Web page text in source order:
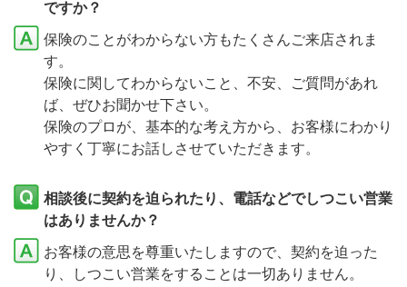
ですか？
保険のことがわからない方もたくさんご来店されま
す。
保険に関してわからないこと、不安、ご質問があれ
ば、ぜひお聞かせ下さい。
保険のプロが、基本的な考え方から、お客様にわかり
やすく丁寧にお話しさせていただきます。
相談後に契約を迫られたり、電話などでしつこい営業
はありませんか？
お客様の意思を尊重いたしますので、契約を迫った
り、しつこい営業をすることは一切ありません。